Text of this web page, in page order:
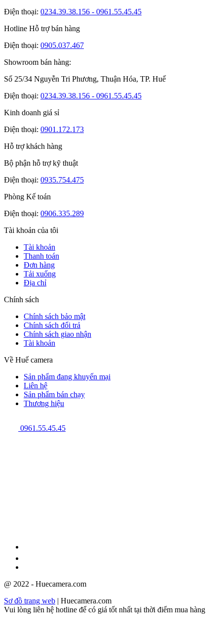
Điện thoại: 0234.39.38.156 - 0961.55.45.45
Hotline Hỗ trợ bán hàng
Điện thoại: 0905.037.467
Showroom bán hàng:
Số 25/34 Nguyễn Tri Phương, Thuận Hóa, TP. Huế
Điện thoại: 0234.39.38.156 - 0961.55.45.45
Kinh doanh giá sỉ
Điện thoại: 0901.172.173
Hỗ trợ khách hàng
Bộ phận hỗ trợ kỹ thuật
Điện thoại: 0935.754.475
Phòng Kế toán
Điện thoại: 0906.335.289
Tài khoản của tôi
Tài khoản
Thanh toán
Đơn hàng
Tải xuống
Địa chỉ
Chính sách
Chính sách bảo mật
Chính sách đổi trả
Chính sách giao nhận
Tài khoản
Về Huế camera
Sản phẩm đang khuyến mại
Liên hệ
Sản phẩm bán chạy
Thương hiệu
0961.55.45.45
@ 2022 - Huecamera.com
Sơ đồ trang web | Huecamera.com
Vui lòng liên hệ hotline để có giá tốt nhất tại thời điểm mua hàng